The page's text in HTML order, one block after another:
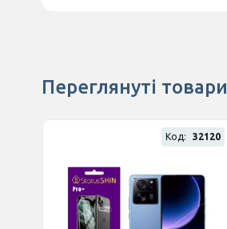
Переглянуті товари
Код: 32120